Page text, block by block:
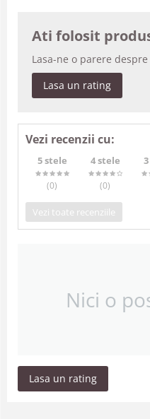
Ati folosit
Lasa-ne o parere
Lasa un rating
Vezi recenzii cu:
5 stele
(0)
4 stele
(0)
Vezi toate recenziile
Nici o
Lasa un rating